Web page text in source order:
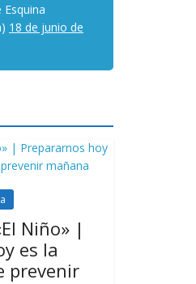
18 de junio de
Niño» |
es la
prevenir